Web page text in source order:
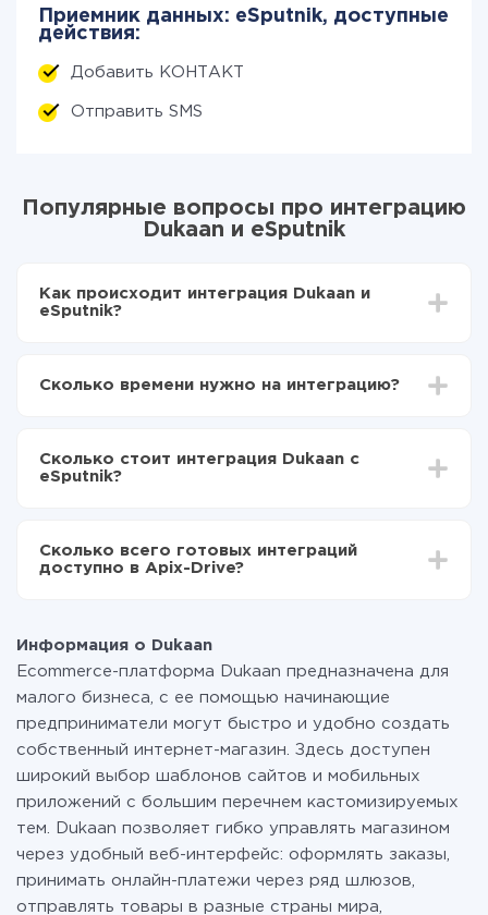
Приемник данных: eSputnik, доступные
действия:
Добавить КОНТАКТ
Отправить SMS
Популярные вопросы про интеграцию
Dukaan и eSputnik
Как происходит интеграция Dukaan и
eSputnik?
Выбираете какие данные передавать из Dukaan в
Теперь данные будут автоматически
передаваться из Dukaan в eSputnik
Сколько времени нужно на интеграцию?
отличаться и составлять от 5-ти до 30-минут. В
среднем настройка занимает 10-15 минут.
Сколько стоит интеграция Dukaan с
eSputnik?
функционал. Вы оплачиваете только количество
данных, которые по факту передаются из одной
перейти на платный, при необходимости. Подробнее
отарифах
Сколько всего готовых интеграций
доступно в Apix-Drive?
Информация о Dukaan
Ecommerce-платформа Dukaan предназначена для
малого бизнеса, с ее помощью начинающие
предприниматели могут быстро и удобно создать
собственный интернет-магазин. Здесь доступен
широкий выбор шаблонов сайтов и мобильных
приложений с большим перечнем кастомизируемых
тем. Dukaan позволяет гибко управлять магазином
через удобный веб-интерфейс: оформлять заказы,
принимать онлайн-платежи через ряд шлюзов,
отправлять товары в разные страны мира,